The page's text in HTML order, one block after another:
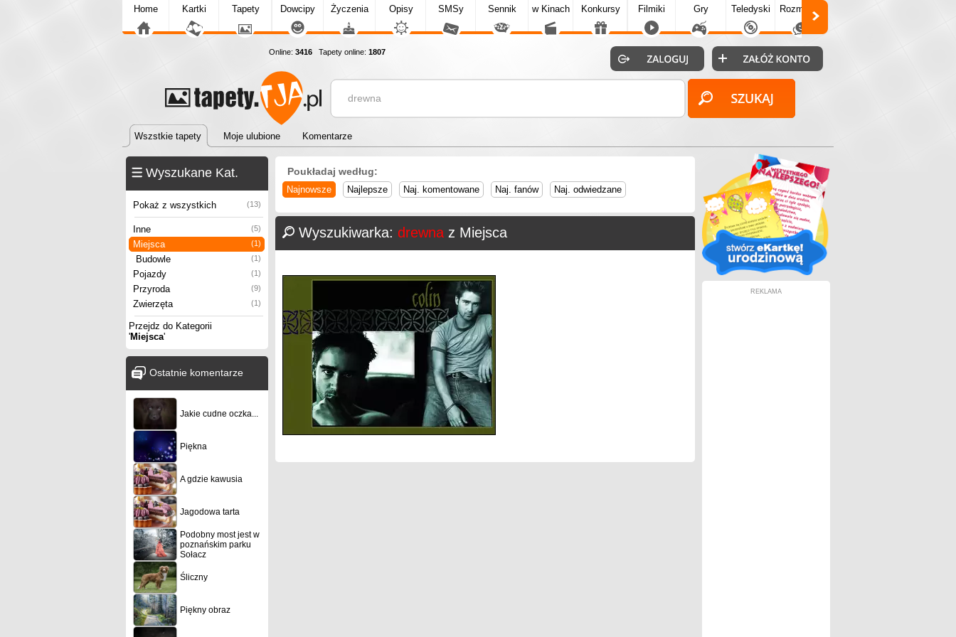
Home Kartki Tapety Dowcipy Życzenia Opisy SMSy Sennik w Kinach Konkursy Filmiki Gry Teledyski Rozmówki
Online: 3416 Tapety online: 1807
Wszstkie tapety Moje ulubione Komentarze
Wyszukane Kat.
Pokaż z wszystkich (13)
Inne (5)
Miejsca (1)
Budowle (1)
Pojazdy (1)
Przyroda (9)
Zwierzęta (1)
Przejdz do Kategorii
'Miejsca'
Ostatnie komentarze
Jakie cudne oczka...
Piękna
A gdzie kawusia
Jagodowa tarta
Podobny most jest w
poznańskim parku
Sołacz
Śliczny
Piękny obraz
Poukładaj według:
Najnowsze Najlepsze Naj. komentowane Naj. fanów Naj. odwiedzane
Wyszukiwarka: drewna z Miejsca
REKLAMA